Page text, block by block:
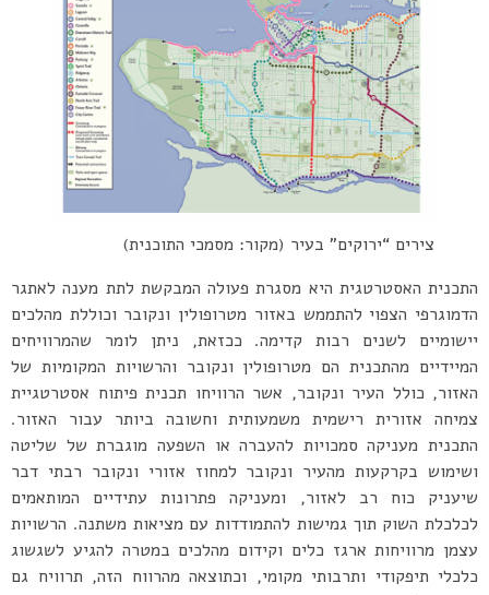
צירים “ירוקים” בעיר (מקור: מסמכי התוכנית)
התכנית האסטרטגית היא מסגרת פעולה המבקשת לתת מענה לאתגר
הדמוגרפי הצפוי להתממש באזור מטרופולין ונקובר וכוללת מהלכים
יישומיים לשנים רבות קדימה. ככזאת, ניתן לומר שהמרוויחים
המיידיים מהתכנית הם מטרופולין ונקובר והרשויות המקומיות של
האזור, כולל העיר ונקובר, אשר הרוויחו תכנית פיתוח אסטרטגיית
צמיחה אזורית רישמית משמעותית וחשובה ביותר עבור האזור.
התכנית מעניקה סמכויות להעברה או השפעה מוגברת של שליטה
ושימוש בקרקעות מהעיר ונקובר למחוז אזורי ונקובר רבתי דבר
שיעניק כוח רב לאזור, ומעניקה פתרונות עתידיים המותאמים
לכלכלת השוק תוך גמישות להתמודדות עם מציאות משתנה. הרשויות
עצמן מרוויחות ארגז כלים וקידום מהלכים במטרה להגיע לשגשוג
כלכלי תיפקודי ותרבותי מקומי, וכתוצאה מהרווח הזה, תרוויח גם